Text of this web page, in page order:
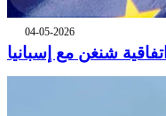
04-05-2026
شنغن مع إسبانيا